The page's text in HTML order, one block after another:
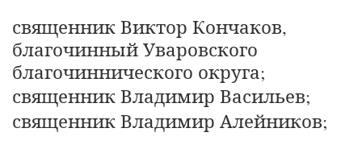
священник Виктор Кончаков,
благочинный Уваровского
благочиннического округа;
священник Владимир Васильев;
священник Владимир Алейников;